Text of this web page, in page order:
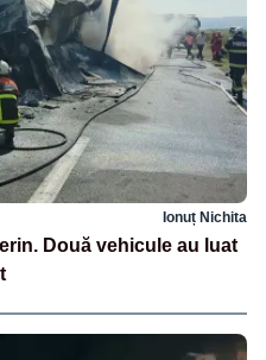
Ionuț Nichita
Două vehicule au luat